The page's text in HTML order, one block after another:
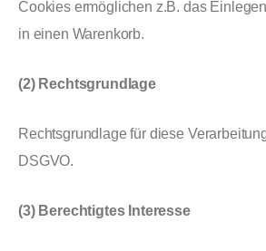
Cookies ermöglichen z.B. das
in einen Warenkorb.
(2) Rechtsgrundlage
Rechtsgrundlage für diese
DSGVO.
(3) Berechtigtes Interesse